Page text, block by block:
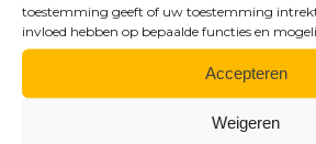
toestemming geeft of uw toestemming
invloed hebben op bepaalde functies en
Accepteren
Weigeren